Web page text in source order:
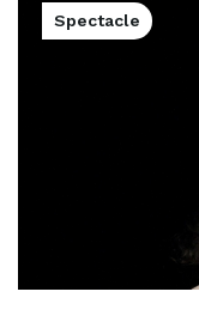
Spectacle